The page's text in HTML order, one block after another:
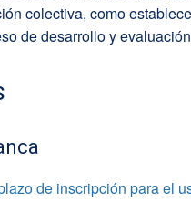
colectiva, como
de desarrollo y
de inscripción para el